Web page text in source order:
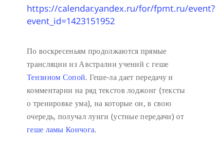
https://calendar.yandex.ru/for/fpmt.ru/event?
event_id=1423151952
По воскресеньям продолжаются прямые
трансляции из Австралии учений с геше
Тензином Сопой. Геше-ла дает передачу и
комментарии на ряд текстов лоджонг (тексты
о тренировке ума), на которые он, в свою
очередь, получал лунги (устные передачи) от
геше ламы Кончога.